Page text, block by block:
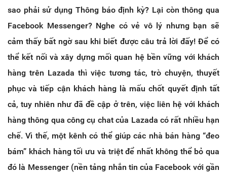
sao phải sử dụng Thông báo định kỳ? Lại còn thông qua
Facebook Messenger? Nghe có vẻ vô lý nhưng bạn sẽ
cảm thấy bất ngờ sau khi biết được câu trả lời đấy! Để có
thể kết nối và xây dựng mối quan hệ bền vững với khách
hàng trên Lazada thì việc tương tác, trò chuyện, thuyết
phục và tiếp cận khách hàng là mấu chốt quyết định tất
cả, tuy nhiên như đã đề cập ở trên, việc liên hệ với khách
hàng thông qua công cụ chat của Lazada có rất nhiều hạn
chế. Vì thế, một kênh có thể giúp các nhà bán hàng “đeo
bám” khách hàng tối ưu và triệt để nhất không thể bỏ qua
đó là Messenger (nền tảng nhắn tin của Facebook với gần